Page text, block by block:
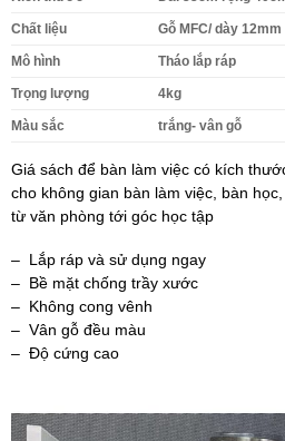
Chất liệu Gỗ MFC/ dày 12mm
Mô hình Tháo lắp ráp
Trọng lượng 4kg
Màu sắc trắng- vân gỗ
Giá sách để bàn làm việc có kích
cho không gian bàn làm việc, bàn
từ văn phòng tới góc học tập
– Lắp ráp và sử dụng ngay
– Bề mặt chống trầy xước
– Không cong vênh
– Vân gỗ đều màu
– Độ cứng cao